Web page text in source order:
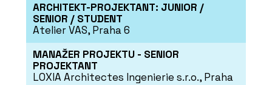
ARCHITEKT-PROJEKTANT: JUNIOR /
SENIOR / STUDENT
Atelier VAS, Praha 6
MANAŽER PROJEKTU - SENIOR
PROJEKTANT
LOXIA Architectes Ingenierie s.r.o., Praha